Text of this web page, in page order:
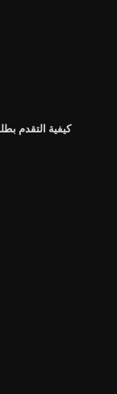
كيفية التقدم